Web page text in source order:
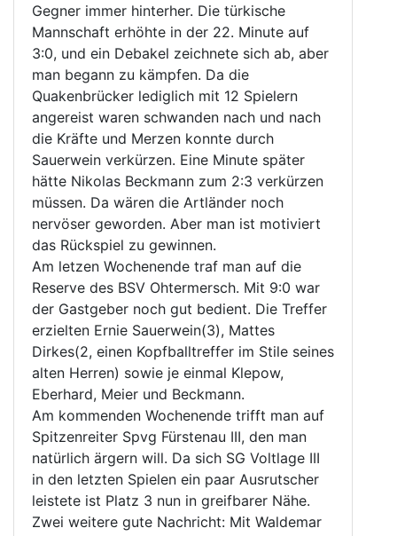
Gegner immer hinterher. Die türkische
Mannschaft erhöhte in der 22. Minute auf
3:0, und ein Debakel zeichnete sich ab, aber
man begann zu kämpfen. Da die
Quakenbrücker lediglich mit 12 Spielern
angereist waren schwanden nach und nach
die Kräfte und Merzen konnte durch
Sauerwein verkürzen. Eine Minute später
hätte Nikolas Beckmann zum 2:3 verkürzen
müssen. Da wären die Artländer noch
nervöser geworden. Aber man ist motiviert
das Rückspiel zu gewinnen.
Am letzen Wochenende traf man auf die
Reserve des BSV Ohtermersch. Mit 9:0 war
der Gastgeber noch gut bedient. Die Treffer
erzielten Ernie Sauerwein(3), Mattes
Dirkes(2, einen Kopfballtreffer im Stile seines
alten Herren) sowie je einmal Klepow,
Eberhard, Meier und Beckmann.
Am kommenden Wochenende trifft man auf
Spitzenreiter Spvg Fürstenau III, den man
natürlich ärgern will. Da sich SG Voltlage III
in den letzten Spielen ein paar Ausrutscher
leistete ist Platz 3 nun in greifbarer Nähe.
Zwei weitere gute Nachricht: Mit Waldemar